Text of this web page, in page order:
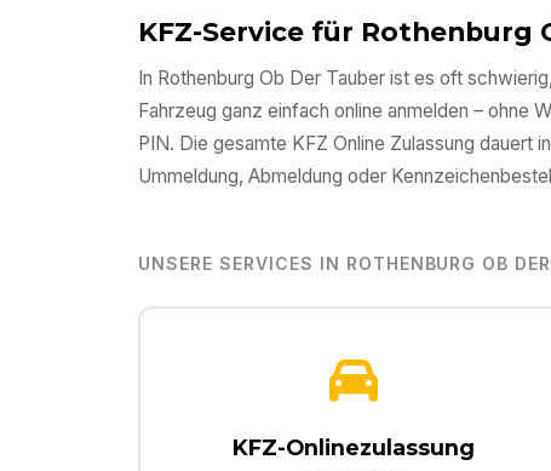
KFZ-Service für Rothenburg
In Rothenburg Ob Der Tauber ist es oft
Fahrzeug ganz einfach online anmelden – ohne
PIN. Die gesamte KFZ Online Zulassung dauert
Ummeldung, Abmeldung oder
UNSERE SERVICES IN ROTHENBURG OB
KFZ-Onlinezulassung